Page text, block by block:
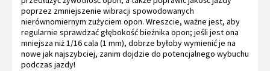
poprzez zmniejszenie wibracji spowodowanych
nierównomiernym zużyciem opon. Wreszcie, ważne jest, aby
regularnie sprawdzać głębokość bieżnika opon; jeśli jest ona
mniejsza niż 1/16 cala (1 mm), dobrze byłoby wymienić je na
nowe jak najszybciej, zanim dojdzie do potencjalnego wybuchu
podczas jazdy!